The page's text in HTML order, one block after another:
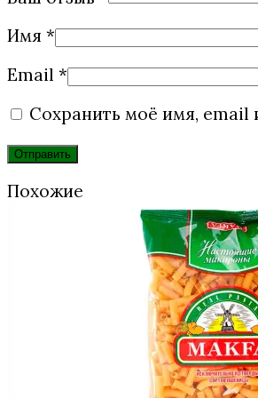
Имя *
Email *
Сохранить моё имя, email
Похожие